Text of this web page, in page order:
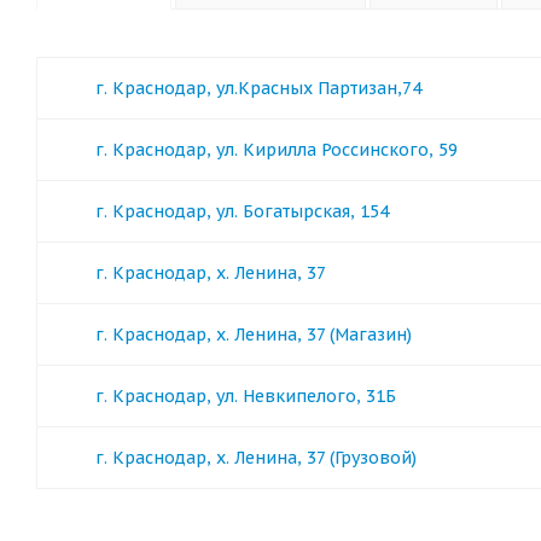
г. Краснодар, ул.Красных Партизан,74
г. Краснодар, ул. Кирилла Россинского, 59
г. Краснодар, ул. Богатырская, 154
г. Краснодар, х. Ленина, 37
г. Краснодар, х. Ленина, 37 (Магазин)
г. Краснодар, ул. Невкипелого, 31Б
г. Краснодар, х. Ленина, 37 (Грузовой)